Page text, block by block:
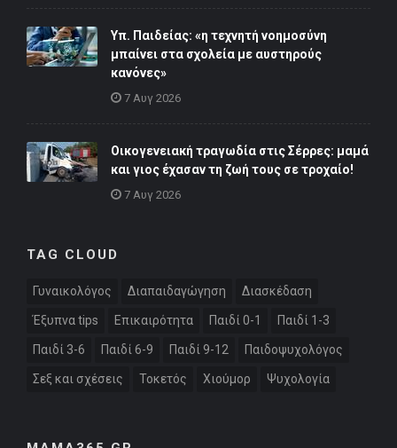
Υπ. Παιδείας: «η τεχνητή νοημοσύνη
μπαίνει στα σχολεία με αυστηρούς
κανόνες»
7 Αυγ 2026
Οικογενειακή τραγωδία στις Σέρρες: μαμά
και γιος έχασαν τη ζωή τους σε τροχαίο!
7 Αυγ 2026
TAG CLOUD
Γυναικολόγος Διαπαιδαγώγηση Διασκέδαση
Έξυπνα tips Επικαιρότητα Παιδί 0-1 Παιδί 1-3
Παιδί 3-6 Παιδί 6-9 Παιδί 9-12 Παιδοψυχολόγος
Σεξ και σχέσεις Τοκετός Χιούμορ Ψυχολογία